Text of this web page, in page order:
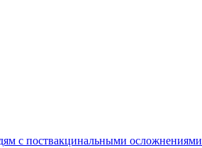
с поствакцинальными осложнениями